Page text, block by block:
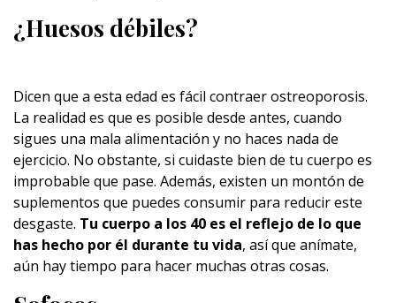
¿Huesos débiles?
Dicen que a esta edad es fácil contraer ostreoporosis.
La realidad es que es posible desde antes, cuando
sigues una mala alimentación y no haces nada de
ejercicio. No obstante, si cuidaste bien de tu cuerpo es
improbable que pase. Además, existen un montón de
suplementos que puedes consumir para reducir este
desgaste. Tu cuerpo a los 40 es el reflejo de lo que
has hecho por él durante tu vida, así que anímate,
aún hay tiempo para hacer muchas otras cosas.